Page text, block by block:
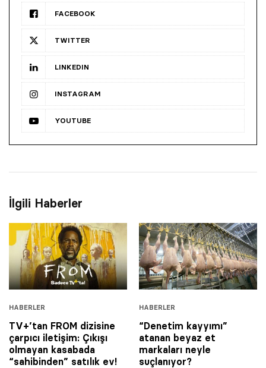
FACEBOOK
TWITTER
LINKEDIN
INSTAGRAM
YOUTUBE
İlgili Haberler
HABERLER
TV+’tan FROM dizisine
çarpıcı iletişim: Çıkışı
olmayan kasabada
“sahibinden” satılık ev!
HABERLER
“Denetim kayyımı”
atanan beyaz et
markaları neyle
suçlanıyor?